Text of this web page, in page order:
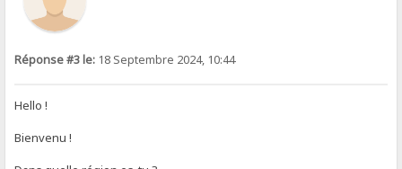
Réponse #3 le: 18 Septembre 2024, 10:44
Hello !
Bienvenu !